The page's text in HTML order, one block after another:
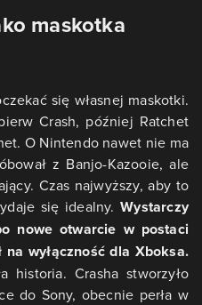
maskotka
się własnej maskotki.
Crash, później Ratchet
O Nintendo nawet nie ma
z Banjo-Kazooie, ale
Czas najwyższy, aby to
się idealny.Wystarczy
nowe otwarcie w postaci
wyłączność dla Xboksa.
historia. Crasha stworzyło
do Sony, obecnie perła w